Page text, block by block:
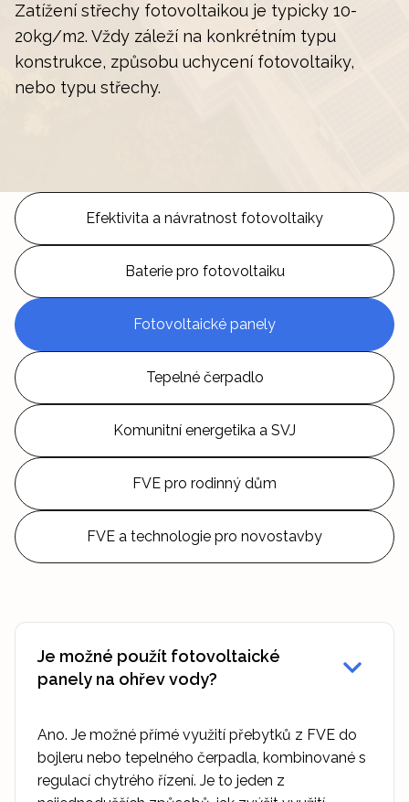
Zatížení střechy fotovoltaikou je typicky 10-
20kg/m2. Vždy záleží na konkrétním typu
konstrukce, způsobu uchycení fotovoltaiky,
nebo typu střechy.
Efektivita a návratnost fotovoltaiky
Baterie pro fotovoltaiku
Fotovoltaické panely
Tepelné čerpadlo
Komunitní energetika a SVJ
FVE pro rodinný dům
FVE a technologie pro novostavby
Je možné použít fotovoltaické
panely na ohřev vody?
Ano. Je možné přímé využití přebytků z FVE do
bojleru nebo tepelného čerpadla, kombinované s
regulací chytrého řízení. Je to jeden z